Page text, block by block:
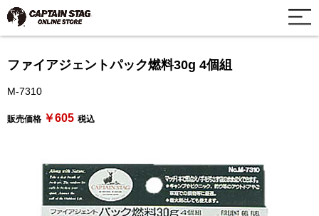
ファイアジェントパック燃料30g 4個組
M-7310
販売価格 ￥605 税込